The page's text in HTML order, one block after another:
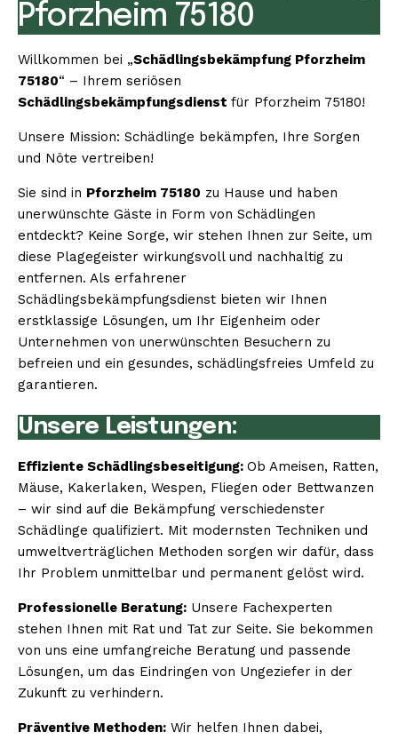
Pforzheim 75180
Willkommen bei „Schädlingsbekämpfung Pforzheim
75180“ – Ihrem seriösen
Schädlingsbekämpfungsdienst für Pforzheim 75180!
Unsere Mission: Schädlinge bekämpfen, Ihre Sorgen
und Nöte vertreiben!
Sie sind in Pforzheim 75180 zu Hause und haben
unerwünschte Gäste in Form von Schädlingen
entdeckt? Keine Sorge, wir stehen Ihnen zur Seite, um
diese Plagegeister wirkungsvoll und nachhaltig zu
entfernen. Als erfahrener
Schädlingsbekämpfungsdienst bieten wir Ihnen
erstklassige Lösungen, um Ihr Eigenheim oder
Unternehmen von unerwünschten Besuchern zu
befreien und ein gesundes, schädlingsfreies Umfeld zu
garantieren.
Unsere Leistungen:
Effiziente Schädlingsbeseitigung: Ob Ameisen, Ratten,
Mäuse, Kakerlaken, Wespen, Fliegen oder Bettwanzen
– wir sind auf die Bekämpfung verschiedenster
Schädlinge qualifiziert. Mit modernsten Techniken und
umweltverträglichen Methoden sorgen wir dafür, dass
Ihr Problem unmittelbar und permanent gelöst wird.
Professionelle Beratung: Unsere Fachexperten
stehen Ihnen mit Rat und Tat zur Seite. Sie bekommen
von uns eine umfangreiche Beratung und passende
Lösungen, um das Eindringen von Ungeziefer in der
Zukunft zu verhindern.
Präventive Methoden: Wir helfen Ihnen dabei,